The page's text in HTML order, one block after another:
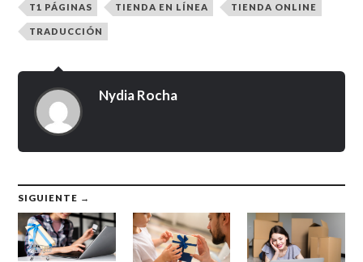
T1 PÁGINAS TIENDA EN LÍNEA TIENDA ONLINE
TRADUCCIÓN
Nydia Rocha
SIGUIENTE →